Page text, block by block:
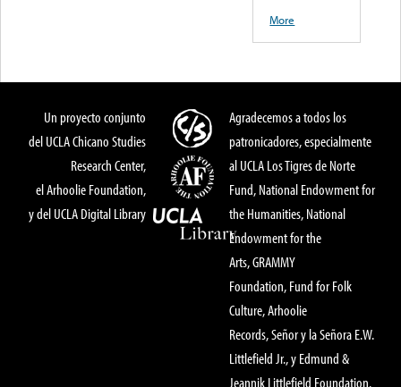
More
Un proyecto conjunto
del UCLA Chicano Studies
Research Center,
el Arhoolie Foundation,
y del UCLA Digital Library
Agradecemos a todos los
patronicadores, especialmente
al UCLA Los Tigres de Norte
Fund, National Endowment for
the Humanities, National
Endowment for the
Arts, GRAMMY
Foundation, Fund for Folk
Culture, Arhoolie
Records, Señor y la Señora E.W.
Littlefield Jr., y Edmund &
Jeannik Littlefield Foundation.